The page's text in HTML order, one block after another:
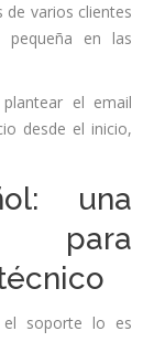
de varios clientes
en las
el email
desde el inicio,
una
para
el soporte lo es